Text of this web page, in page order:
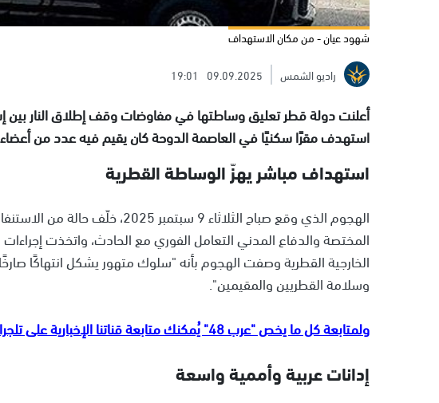
شهود عيان - من مكان الاستهداف
راديو الشمس
09.09.2025
19:01
أعلنت دولة قطر تعليق وساطتها في مفاوضات وقف إطلاق النار
استهدف مقرًا سكنيًا في العاصمة الدوحة كان يقيم فيه عدد من
استهداف مباشر يهزّ الوساطة القطرية
الهجوم الذي وقع صباح الثلاثاء 9
المختصة والدفاع المدني التعامل الفوري مع الحادث، واتخذت
الخارجية القطرية وصفت الهجوم بأنه "سلوك متهور يشكل انتهاكًا
وسلامة القطريين والمقيمين".
ولمتابعة كل ما يخص "عرب 48" يُمكنك متابعة قناتنا الإخبارية على تلجرام
إدانات عربية وأممية واسعة